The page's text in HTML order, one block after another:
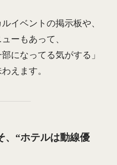
イベントの掲示板や、
ーもあって、
になってる気がする」
えます。
、“ホテルは動線優